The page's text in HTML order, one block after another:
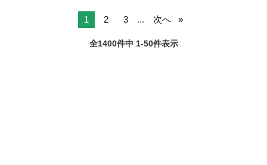
1 2 3 ... 次へ
全1400件中 1-50件表示